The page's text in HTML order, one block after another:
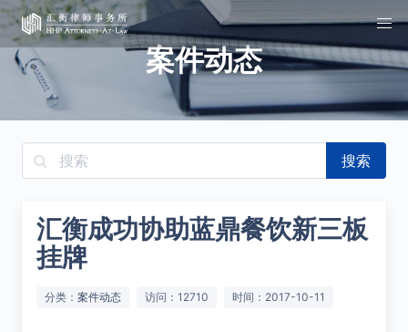
案件动态
搜索
汇衡成功协助蓝鼎餐饮新三板
挂牌
分类： 案件动态 访问：12710 时间：2017-10-11